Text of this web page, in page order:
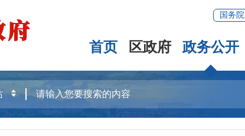
国务院
首页 区政府 政务公开